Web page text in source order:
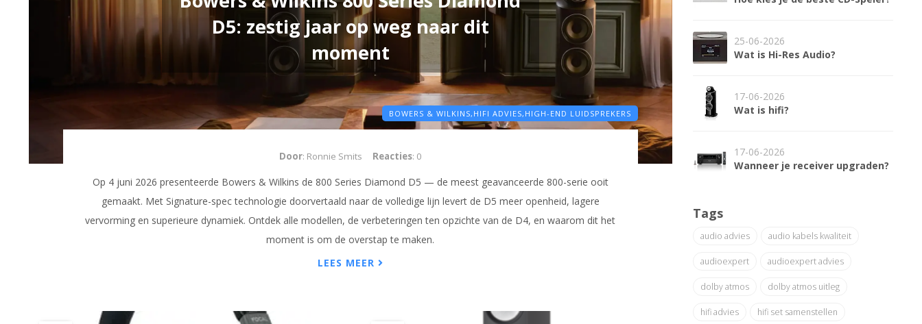
D5: zestig jaar op weg naar dit
moment
BOWERS & WILKINS, HIFI ADVIES, HIGH-END LUIDSPREKERS
Door: Ronnie Smits Reacties: 0
Op 4 juni 2026 presenteerde Bowers & Wilkins de 800 Series Diamond D5 — de meest geavanceerde 800-serie ooit
gemaakt. Met Signature-spec technologie doorvertaald naar de volledige lijn levert de D5 meer openheid, lagere
vervorming en superieure dynamiek. Ontdek alle modellen, de verbeteringen ten opzichte van de D4, en waarom dit het
moment is om de overstap te maken.
LEES MEER
25-06-2026
Wat is Hi-Res Audio?
17-06-2026
Wat is hifi?
17-06-2026
Wanneer je receiver upgraden?
Tags
audio advies audio kabels kwaliteit
audioexpert audioexpert advies
dolby atmos dolby atmos uitleg
hifi advies hifi set samenstellen